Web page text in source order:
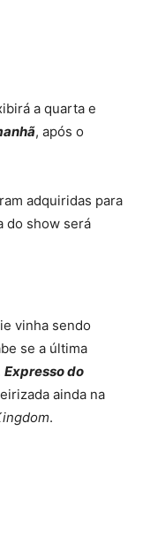
a quarta e
, após o
adquiridas para
do show será
vinha sendo
se a última
Expresso do
ainda na
.